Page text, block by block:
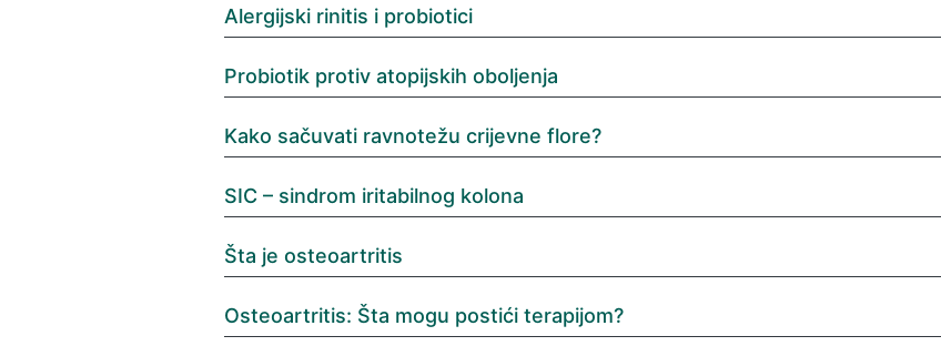
Alergijski rinitis i probiotici
Probiotik protiv atopijskih oboljenja
Kako sačuvati ravnotežu crijevne flore?
SIC – sindrom iritabilnog kolona
Šta je osteoartritis
Osteoartritis: Šta mogu postići terapijom?